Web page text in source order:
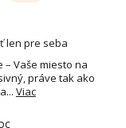
len pre seba
Vaše miesto na
práve tak ako
Viac